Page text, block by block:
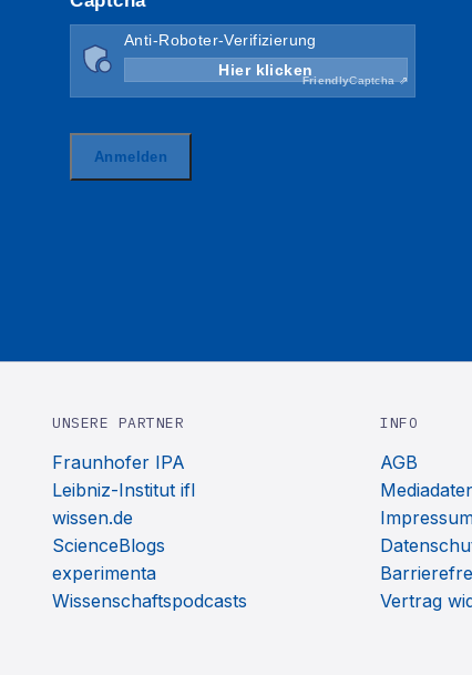
UNSERE PARTNER
Fraunhofer IPA
Leibniz-Institut ifl
wissen.de
ScienceBlogs
experimenta
Wissenschaftspodcasts
INFO
AGB
Vertrag